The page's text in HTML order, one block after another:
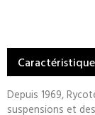
Depuis 1969,
suspensions et